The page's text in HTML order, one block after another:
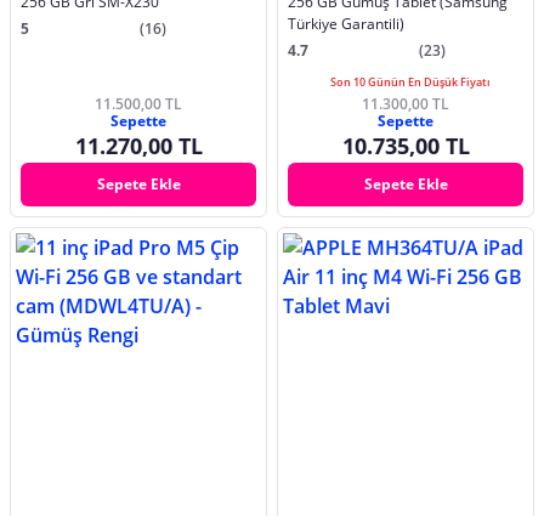
5
(16)
11.500,00 TL
Sepette
11.270,00 TL
Sepete Ekle
Türkiye Garantili)
4.7
(23)
Son 10 Günün En Düşük Fiyatı
11.300,00 TL
Sepette
10.735,00 TL
Sepete Ekle